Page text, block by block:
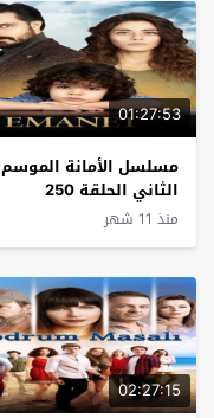
01:27:53
مسلسل الأمانة الموسم
الثاني الحلقة 250
منذ 11 شهر
02:27:15